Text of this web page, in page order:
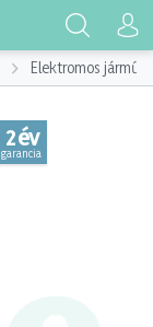
Elektromos jármű,
2 év
garancia